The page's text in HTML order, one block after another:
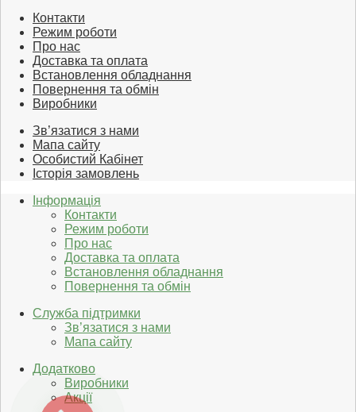
Контакти
Режим роботи
Про нас
Доставка та оплата
Встановлення обладнання
Повернення та обмін
Виробники
Зв’язатися з нами
Мапа сайту
Особистий Кабінет
Історія замовлень
Інформація
Контакти
Режим роботи
Про нас
Доставка та оплата
Встановлення обладнання
Повернення та обмін
Служба підтримки
Зв’язатися з нами
Мапа сайту
Додатково
Виробники
Акції